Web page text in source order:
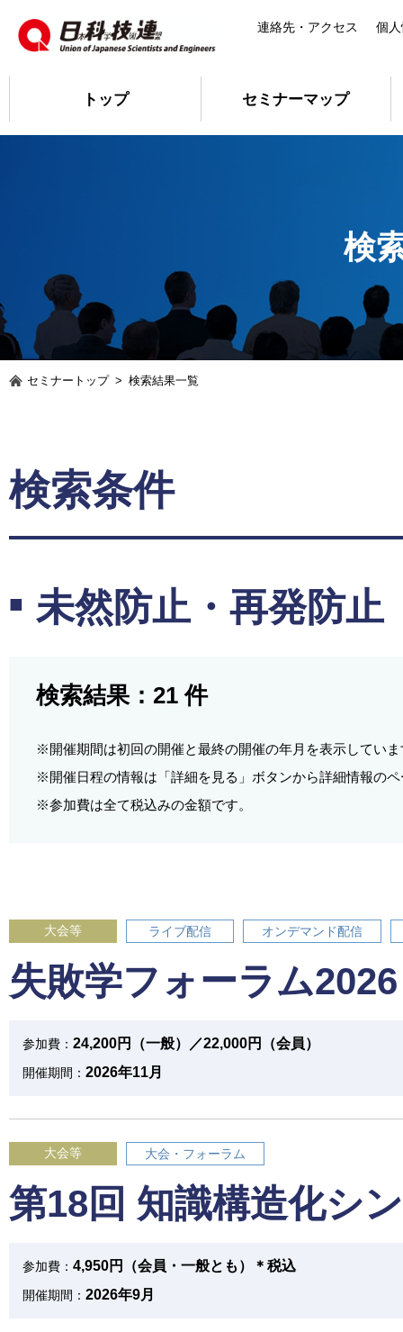
連絡先・アクセス 個
トップ セミナーマップ
検
セミナートップ > 検索結果一覧
検索条件
未然防止・再発防止
検索結果： 21 件
※開催期間は初回の開催と最終の開催の年月を表示していま
※開催日程の情報は「詳細を見る」ボタンから詳細情報の
※参加費は全て税込みの金額です。
大会等 ライブ配信 オンデマンド配信
失敗学フォーラム2026
参加費： 24,200円（一般）／22,000円（会員）
開催期間： 2026年11月
大会等 大会・フォーラム
第18回 知識構造化シ
参加費： 4,950円（会員・一般とも）＊税込
開催期間： 2026年9月